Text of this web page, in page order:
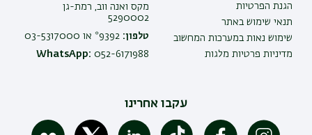
הגנת הפרטיות
תנאי שימוש באתר
שימוש נאות במערכות המחשוב
מדיניות פרטיות מלגות
מקס ואנה ווב, רמת-גן
5290002
טלפון:
WhatsApp: 052-6171988
עקבו אחרינו